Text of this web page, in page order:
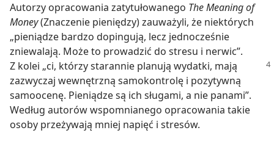
Autorzy opracowania zatytułowanego The Meaning of
Money(Znaczenie pieniędzy) zauważyli, że niektórych
„pieniądze bardzo dopingują, lecz jednocześnie
zniewalają. Może to prowadzić do stresu i nerwic”.
Z kolei „ci, którzy starannie planują wydatki, mają
zazwyczaj wewnętrzną samokontrolę i pozytywną
samoocenę. Pieniądze są ich sługami, a nie panami”.
Według autorów wspomnianego opracowania takie
osoby przeżywają mniej napięć i stresów.